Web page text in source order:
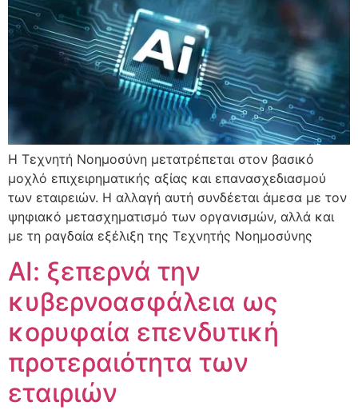
Η Τεχνητή Νοημοσύνη μετατρέπεται στον βασικό
μοχλό επιχειρηματικής αξίας και επανασχεδιασμού
των εταιρειών. Η αλλαγή αυτή συνδέεται άμεσα με τον
ψηφιακό μετασχηματισμό των οργανισμών, αλλά και
με τη ραγδαία εξέλιξη της Τεχνητής Νοημοσύνης
ΑΙ: ξεπερνά την
κυβερνοασφάλεια ως
κορυφαία επενδυτική
προτεραιότητα των
εταιριών